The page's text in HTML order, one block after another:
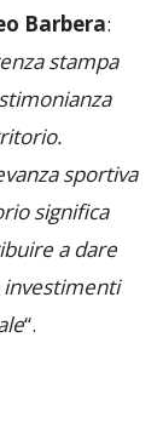
stampa
sportiva
significa
a dare
“.